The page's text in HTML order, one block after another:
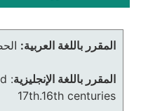
المقرر باللغة العربية:
المقرر باللغة الإنجليزية:
17th.16th centuries